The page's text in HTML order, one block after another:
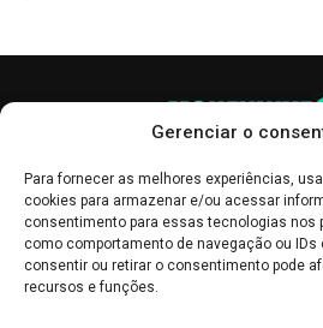
Gerenciar o
Para fornecer as melhores experiências,
cookies para armazenar e/ou acessar
consentimento para essas tecnologias nos
como comportamento de navegação ou
consentir ou retirar o consentimento pode
recursos e funções.